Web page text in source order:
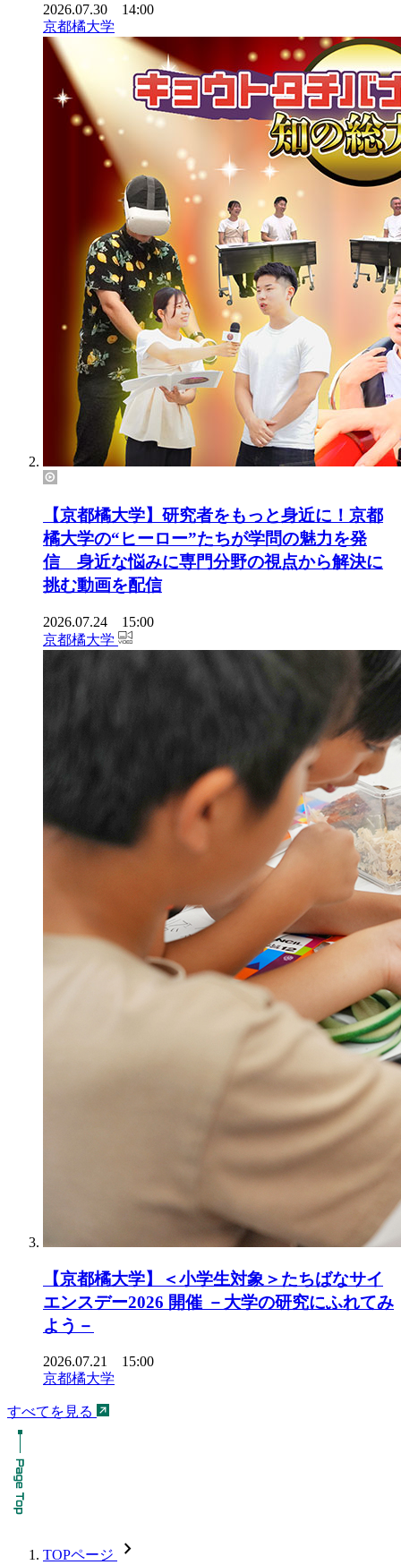
2026.07.30 14:00
京都橘大学
【京都橘大学】研究者をもっと身近に！京都
橘大学の“ヒーロー”たちが学問の魅力を発
信 身近な悩みに専門分野の視点から解決に
挑む動画を配信
2026.07.24 15:00
京都橘大学
【京都橘大学】＜小学生対象＞たちばなサイ
エンスデー2026 開催 －大学の研究にふれてみ
よう－
2026.07.21 15:00
京都橘大学
すべてを見る
TOPページ
chevron_forward